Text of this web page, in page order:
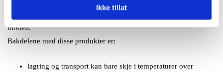
Ikke tillat
bruksområde og kravprofil. Dissa kan være av type alkyd,
polyuretan, akrylat, polyesterbaserte, av en eller tokomponent
modell.
Bakdelene med disse produkter er:
lagring og transport kan bare skje i temperaturer over